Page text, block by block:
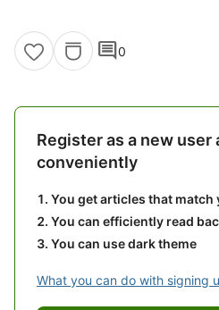
comment0
Register as a new user
conveniently
You get articles that match
You can efficiently read
You can use dark theme
What you can do with signing